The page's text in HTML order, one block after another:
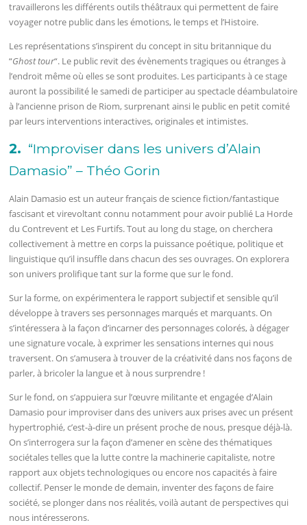
travaillerons les différents outils théâtraux qui permettent de faire
voyager notre public dans les émotions, le temps et l’Histoire.
Les représentations s’inspirent du concept in situ britannique du
“Ghost tour“. Le public revit des évènements tragiques ou étranges à
l’endroit même où elles se sont produites. Les participants à ce stage
auront la possibilité le samedi de participer au spectacle déambulatoire
à l’ancienne prison de Riom, surprenant ainsi le public en petit comité
par leurs interventions interactives, originales et intimistes.
2. “Improviser dans les univers d’Alain
Damasio” – Théo Gorin
Alain Damasio est un auteur français de science fiction/fantastique
fascisant et virevoltant connu notamment pour avoir publié La Horde
du Contrevent et Les Furtifs. Tout au long du stage, on cherchera
collectivement à mettre en corps la puissance poétique, politique et
linguistique qu’il insuffle dans chacun des ses ouvrages. On explorera
son univers prolifique tant sur la forme que sur le fond.
Sur la forme, on expérimentera le rapport subjectif et sensible qu’il
développe à travers ses personnages marqués et marquants. On
s’intéressera à la façon d’incarner des personnages colorés, à dégager
une signature vocale, à exprimer les sensations internes qui nous
traversent. On s’amusera à trouver de la créativité dans nos façons de
parler, à bricoler la langue et à nous surprendre !
Sur le fond, on s’appuiera sur l’œuvre militante et engagée d’Alain
Damasio pour improviser dans des univers aux prises avec un présent
hypertrophié, c’est-à-dire un présent proche de nous, presque déjà-là.
On s’interrogera sur la façon d’amener en scène des thématiques
sociétales telles que la lutte contre la machinerie capitaliste, notre
rapport aux objets technologiques ou encore nos capacités à faire
collectif. Penser le monde de demain, inventer des façons de faire
société, se plonger dans nos réalités, voilà autant de perspectives qui
nous intéresserons.